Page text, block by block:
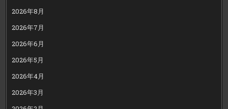
2026年8月
2026年7月
2026年6月
2026年5月
2026年4月
2026年3月